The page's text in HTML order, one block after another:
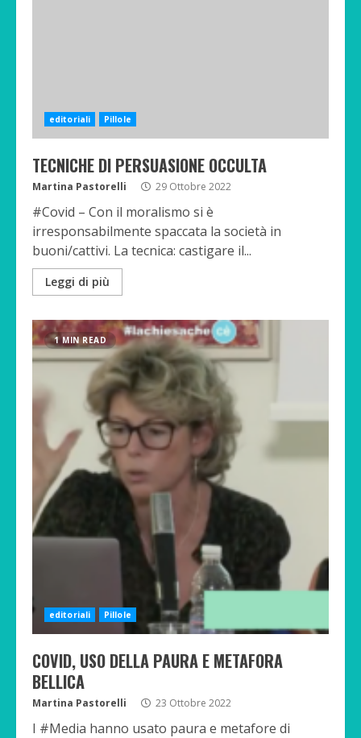
editoriali Pillole
TECNICHE DI PERSUASIONE OCCULTA
Martina Pastorelli 29 Ottobre 2022
#Covid – Con il moralismo si è
irresponsabilmente spaccata la società in
buoni/cattivi. La tecnica: castigare il...
Leggi di più
1 MIN READ
editoriali Pillole
COVID, USO DELLA PAURA E METAFORA
BELLICA
Martina Pastorelli 23 Ottobre 2022
I #Media hanno usato paura e metafore di